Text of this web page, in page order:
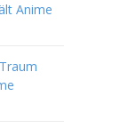
Anime